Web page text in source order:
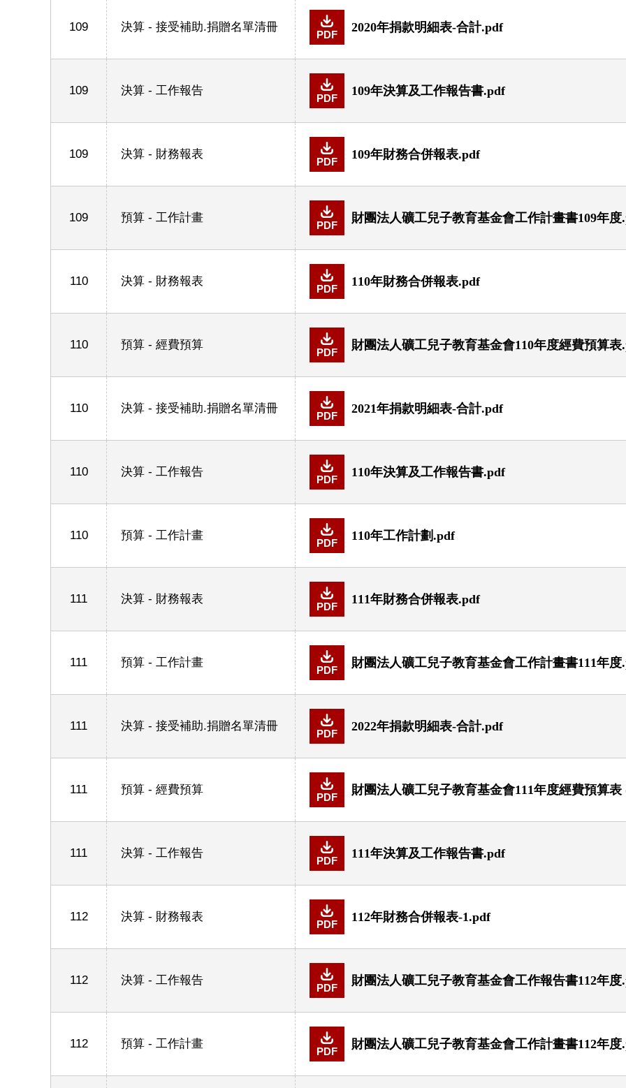
109 決算 - 接受補助.捐贈名單清冊
PDF
2020年捐款明細表-合計.pdf
109 決算 - 工作報告
PDF
109年決算及工作報告書.pdf
109 決算 - 財務報表
PDF
109年財務合併報表.pdf
109 預算 - 工作計畫
PDF
財團法人礦工兒子教育基金會工作計畫書109年度
110 決算 - 財務報表
PDF
110年財務合併報表.pdf
110 預算 - 經費預算
PDF
財團法人礦工兒子教育基金會110年度經費預算表
110 決算 - 接受補助.捐贈名單清冊
PDF
2021年捐款明細表-合計.pdf
110 決算 - 工作報告
PDF
110年決算及工作報告書.pdf
110 預算 - 工作計畫
PDF
110年工作計劃.pdf
111 決算 - 財務報表
PDF
111年財務合併報表.pdf
111 預算 - 工作計畫
PDF
財團法人礦工兒子教育基金會工作計畫書111年度
111 決算 - 接受補助.捐贈名單清冊
PDF
2022年捐款明細表-合計.pdf
111 預算 - 經費預算
PDF
財團法人礦工兒子教育基金會111年度經費預算表
111 決算 - 工作報告
PDF
111年決算及工作報告書.pdf
112 決算 - 財務報表
PDF
112年財務合併報表-1.pdf
112 決算 - 工作報告
PDF
財團法人礦工兒子教育基金會工作報告書112年度
112 預算 - 工作計畫
PDF
財團法人礦工兒子教育基金會工作計畫書112年度